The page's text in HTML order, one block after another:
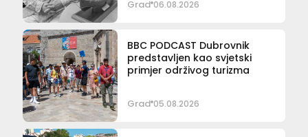
Grad 06.08.2026
BBC PODCAST Dubrovnik
predstavljen kao svjetski
primjer održivog turizma
Grad 05.08.2026